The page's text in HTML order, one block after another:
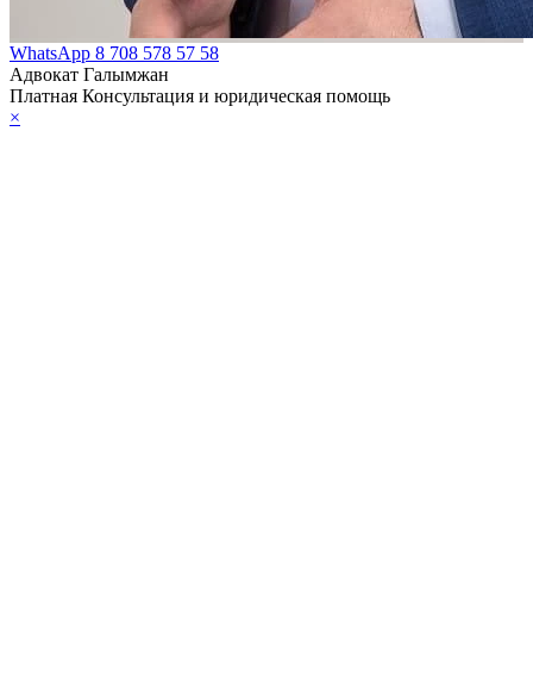
WhatsApp 8 708 578 57 58
Адвокат Галымжан
Платная Консультация и юридическая помощь
×